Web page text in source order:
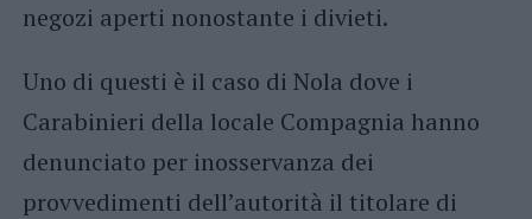
negozi aperti nonostante i divieti.
Uno di questi è il caso di Nola dove i
Carabinieri della locale Compagnia hanno
denunciato per inosservanza dei
provvedimenti dell’autorità il titolare di